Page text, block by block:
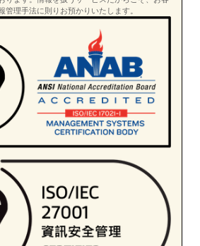
管理手法に則りお預かりいたします。